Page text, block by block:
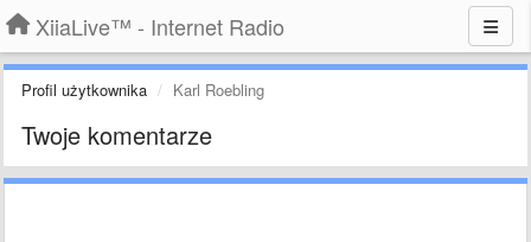
XiiaLive™ - Internet Radio
Profil użytkownika Karl Roebling
Twoje komentarze